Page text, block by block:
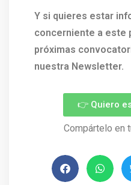
Y si quieres estar
concerniente a este
próximas
nuestra Newsletter.
👉 Quiero
Compártelo en